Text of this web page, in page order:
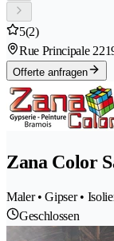
5(2)
Rue Principale 22
Offerte anfragen
Zana Color
Maler • Gipser •
Geschlossen